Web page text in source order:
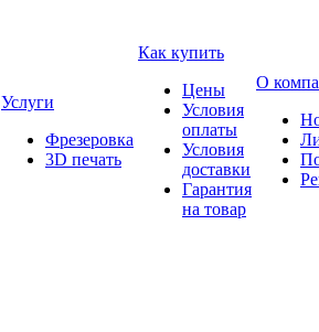
Услуги
Фрезеровка
3D печать
Как купить
Цены
Условия
оплаты
Условия
доставки
Гарантия
на товар
О